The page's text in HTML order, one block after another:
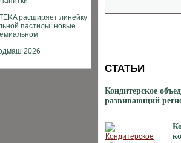
СТАТЬИ
Кондитерское
развивающий